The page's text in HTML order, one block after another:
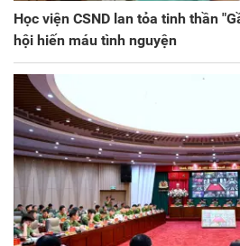
Học viện CSND lan tỏa tinh thần
hội hiến máu tình nguyện